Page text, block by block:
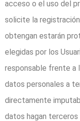
acceso o el uso del
solicite la
obtengan estarán
elegidas por los
responsable frente a
datos personales a
directamente
datos hagan terceros